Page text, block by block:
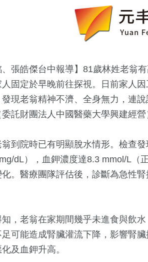
、張皓傑台中報導】81歲林姓老翁
固定於早晚前往探視。日前家人
現老翁精神不濟、全身無力，連
託財團法人中國醫藥大學興建經營
到院時已有明顯脫水情形。檢查
dL），血鉀濃度達8.3 mmol/L（
。醫療團隊評估後，診斷為急性
，老翁在家期間幾乎未進食與飲
足可能造成腎臟灌流下降，影響腎
及血鉀升高。
俗文
343+
綜合
7+
2024總統大選